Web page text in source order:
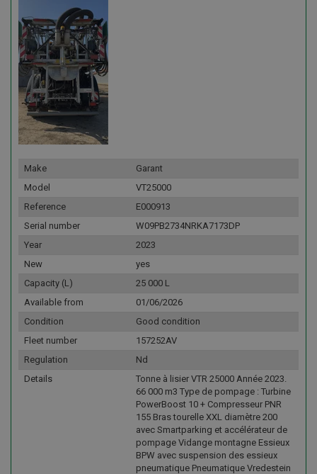
Make
Garant
Model
VT25000
Reference
E000913
Serial number
W09PB2734NRKA7173DP
Year
2023
New
yes
Capacity (L)
25 000 L
Available from
01/06/2026
Condition
Good condition
Fleet number
157252AV
Regulation
Nd
Details
Tonne à lisier VTR 25000 Année 2023.
66 000 m3 Type de pompage : Turbine
PowerBoost 10 + Compresseur PNR
155 Bras tourelle XXL diamètre 200
avec Smartparking et accélérateur de
pompage Vidange montagne Essieux
BPW avec suspension des essieux
pneumatique Pneumatique Vredestein